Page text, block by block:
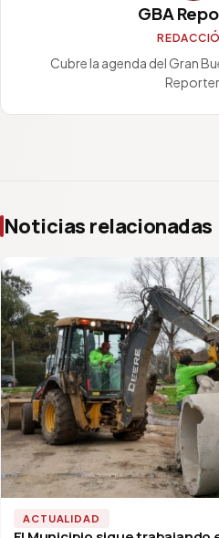
GBA
Cubre la agenda del Gran
Reporter.
Noticias relacionadas
ACTUALIDAD